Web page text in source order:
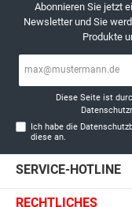
Abonnieren Sie jetzt
Newsletter und Sie
Produkte
Diese Seite ist
Ich habe die
diese an.
SERVICE-HOTLINE
RECHTLICHES